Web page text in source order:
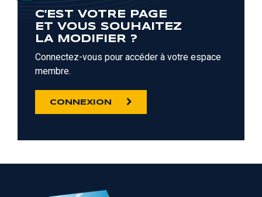
C'EST VOTRE PAGE
ET VOUS SOUHAITEZ
LA MODIFIER ?
Connectez-vous pour accéder à votre espace
membre.
CONNEXION